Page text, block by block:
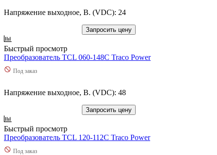
Напряжение выходное, В. (VDC): 24
Запросить цену
Быстрый просмотр
Преобразователь TCL 060-148C Traco Power
Под заказ
Напряжение выходное, В. (VDC): 48
Запросить цену
Быстрый просмотр
Преобразователь TCL 120-112C Traco Power
Под заказ